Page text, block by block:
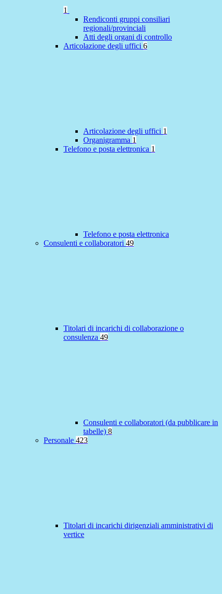
1
Rendiconti gruppi consiliari
regionali/provinciali
Atti degli organi di controllo
Articolazione degli uffici 6
Articolazione degli uffici 1
Organigramma 1
Telefono e posta elettronica 1
Telefono e posta elettronica
Consulenti e collaboratori 49
Titolari di incarichi di collaborazione o
consulenza 49
Consulenti e collaboratori (da pubblicare in
tabelle) 8
Personale 423
Titolari di incarichi dirigenziali amministrativi di
vertice